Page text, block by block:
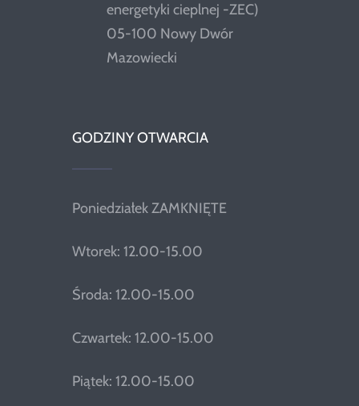
energetyki cieplnej -ZEC)
05-100 Nowy Dwór
Mazowiecki
GODZINY OTWARCIA
Poniedziałek ZAMKNIĘTE
Wtorek: 12.00-15.00
Środa: 12.00-15.00
Czwartek: 12.00-15.00
Piątek: 12.00-15.00